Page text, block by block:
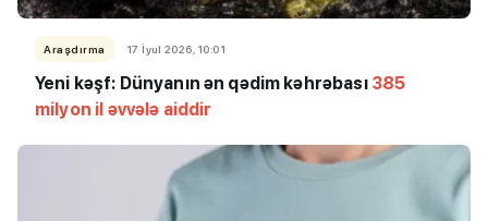
Araşdırma 17 İyul 2026, 10:01
Yeni kəşf: Dünyanın ən qədim kəhrəbası 385
milyon il əvvələ aiddir